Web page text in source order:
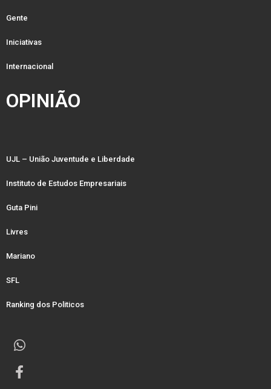
Gente
Iniciativas
Internacional
OPINIÃO
UJL – União Juventude e Liberdade
Instituto de Estudos Empresariais
Guta Pini
Livres
Mariano
SFL
Ranking dos Politicos